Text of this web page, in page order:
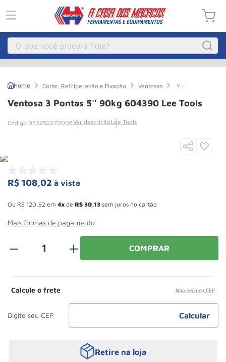
O que você procura hoje?
Corte, Refrigeração e Fixação Ventosas
ventosa
Pontas
5''
Ventosa 3 Pontas 5'' 90kg 604390 Lee Tools
052952270006Ver descrição Lee Tools
R$ 108,02 à vista
Ou R$ 120 52 em 4 de R$ 30 13 sem juros no cartão
Mais formas de pagamento
＋ COMPRAR
Calcule o frete Não sei meu CEP
Retire na loja
Guincho Eletrico
3 Macaco Hidraulico
4º Talha Eletrica
7 Macaco